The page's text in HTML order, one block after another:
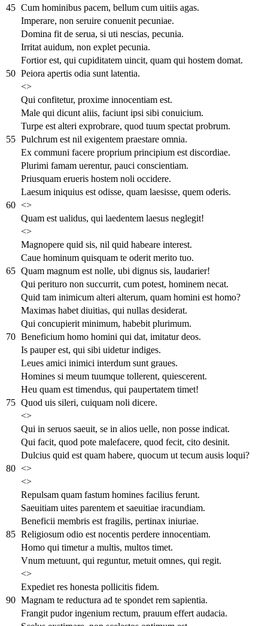
45 Cum hominibus pacem, bellum cum uitiis agas.
Imperare, non seruire conuenit pecuniae.
Domina fit de serua, si uti nescias, pecunia.
Irritat auidum, non explet pecunia.
Fortior est, qui cupiditatem uincit, quam qui hostem domat.
50 Peiora apertis odia sunt latentia.
<>
Qui confitetur, proxime innocentiam est.
Male qui dicunt aliis, faciunt ipsi sibi conuicium.
Turpe est alteri exprobrare, quod tuum spectat probrum.
55 Pulchrum est nil exigentem praestare omnia.
Ex communi facere proprium principium est discordiae.
Plurimi famam uerentur, pauci conscientiam.
Priusquam erueris hostem noli occidere.
Laesum iniquius est odisse, quam laesisse, quem oderis.
60 <>
Quam est ualidus, qui laedentem laesus neglegit!
<>
Magnopere quid sis, nil quid habeare interest.
Caue hominum quisquam te oderit merito tuo.
65 Quam magnum est nolle, ubi dignus sis, laudarier!
Qui perituro non succurrit, cum potest, hominem necat.
Quid tam inimicum alteri alterum, quam homini est homo?
Maximas habet diuitias, qui nullas desiderat.
Qui concupierit minimum, habebit plurimum.
70 Beneficium homo homini qui dat, imitatur deos.
Is pauper est, qui sibi uidetur indiges.
Leues amici inimici interdum sunt graues.
Homines si meum tuumque tollerent, quiescerent.
Heu quam est timendus, qui paupertatem timet!
75 Quod uis sileri, cuiquam noli dicere.
<>
Qui in seruos saeuit, se in alios uelle, non posse indicat.
Qui facit, quod pote malefacere, quod fecit, cito desinit.
Dulcius quid est quam habere, quocum ut tecum ausis loqui?
80 <>
<>
Repulsam quam fastum homines facilius ferunt.
Saeuitiam uites parentem et saeuitiae iracundiam.
Beneficii membris est fragilis, pertinax iniuriae.
85 Religiosum odio est nocentis perdere innocentiam.
Homo qui timetur a multis, multos timet.
Vnum metuunt, qui reguntur, metuit omnes, qui regit.
<>
Expediet res honesta pollicitis fidem.
90 Magnam te reductura ad te spondet rem sapientia.
Frangit pudor ingenium rectum, prauum effert audacia.